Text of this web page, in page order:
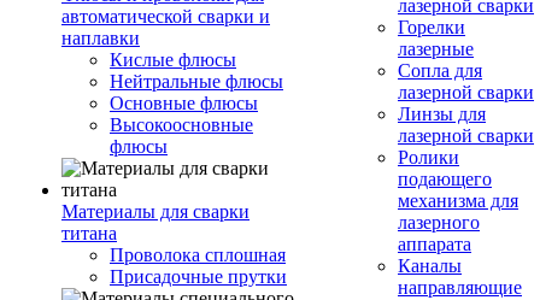
автоматической сварки и
наплавки
Кислые флюсы
Нейтральные флюсы
Основные флюсы
Высокоосновные
флюсы
Материалы для сварки
титана
Проволока сплошная
Присадочные прутки
лазерной сварки
Горелки
лазерные
Сопла для
лазерной сварки
Линзы для
лазерной сварки
Ролики
подающего
механизма для
лазерного
аппарата
Каналы
направляющие